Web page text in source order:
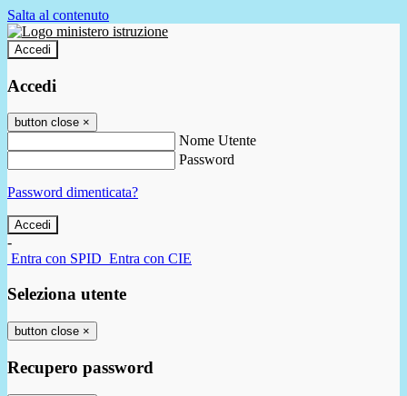
Salta al contenuto
Accedi
Accedi
button close ×
Nome Utente
Password
Password dimenticata?
-
Entra con SPID Entra con CIE
Seleziona utente
button close ×
Recupero password